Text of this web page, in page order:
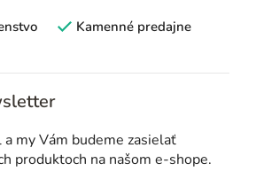
Kamenné predajne
my Vám budeme zasielať
produktoch na našom e-shope.